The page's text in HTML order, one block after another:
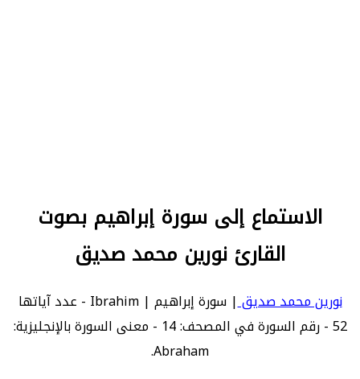
الاستماع إلى سورة إبراهيم بصوت
القارئ نورين محمد صديق
نورين محمد صديق
| سورة إبراهيم | Ibrahim - عدد آياتها
52 - رقم السورة في المصحف: 14 - معنى السورة بالإنجليزية:
Abraham.